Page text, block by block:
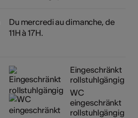
Du mercredi au dimanche, de
11H à 17H.
Eingeschränkt
rollstuhlgängig
WC
eingeschränkt
rollstuhlgängig